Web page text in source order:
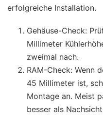
erfolgreiche Installation.
Gehäuse-Check:
Millimeter
zweimal nach.
RAM-Check: Wenn
45 Millimeter ist,
Montage an. Meist
besser als